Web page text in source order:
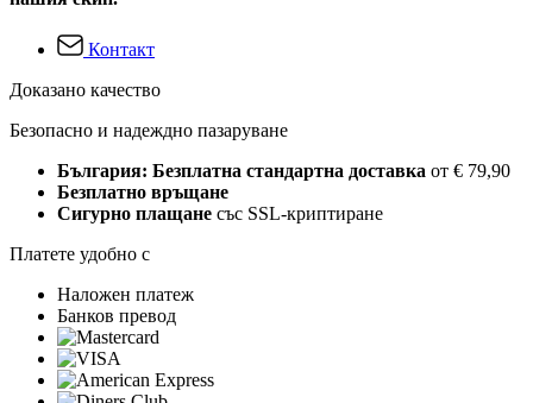
Контакт
Доказано качество
Безопасно и надеждно пазаруване
България: Безплатна стандартна доставка от € 79,90
Безплатно връщане
Сигурно плащане със SSL-криптиране
Платете удобно с
Наложен платеж
Банков превод